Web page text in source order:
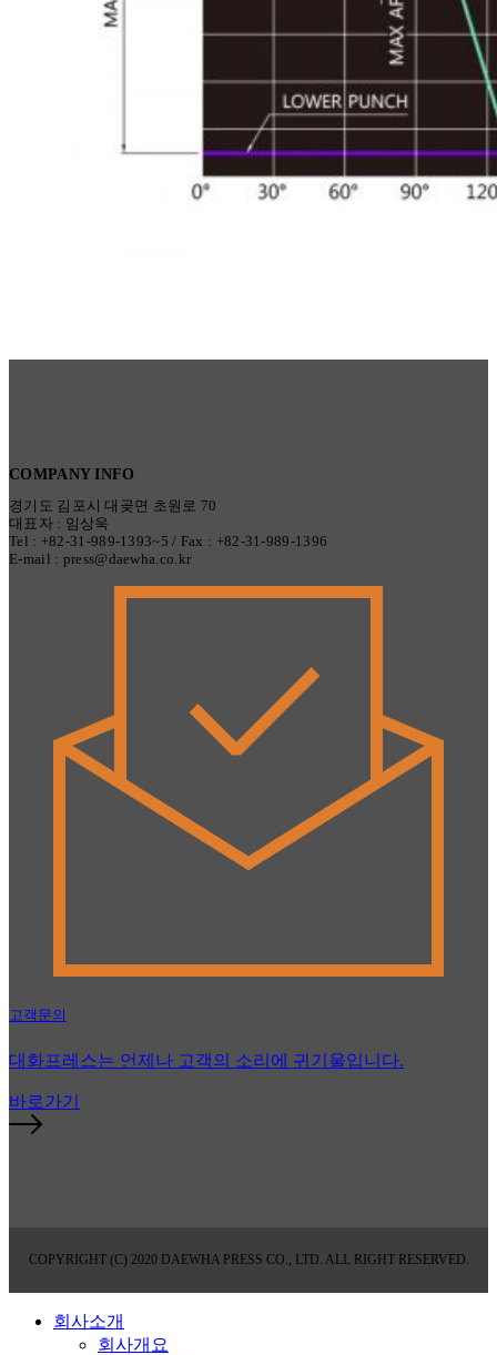
COMPANY INFO
경기도 김포시 대곶면 초원로 70
대표자 : 임상욱
Tel : +82-31-989-1393~5 / Fax : +82-31-989-1396
E-mail : press@daewha.co.kr
고객문의
대화프레스는 언제나 고객의 소리에 귀기울입니다.
바로가기
COPYRIGHT (C) 2020 DAEWHA PRESS CO., LTD. ALL RIGHT RESERVED.
회사소개
회사개요